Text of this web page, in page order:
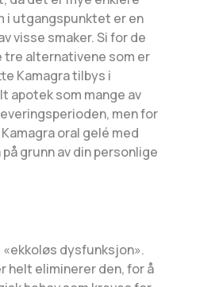
i utgangspunktet er en
visse smaker. Si for de
tre alternativene som er
Kamagra tilbys i
apotek som mange av
men for
oral gelé med
grunn av din personlige
dysfunksjon».
helt eliminerer den, for å